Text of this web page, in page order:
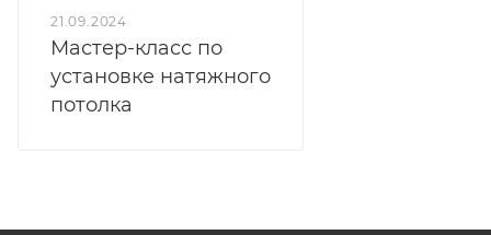
21.09.2024
Мастер-класс по
установке натяжного
потолка